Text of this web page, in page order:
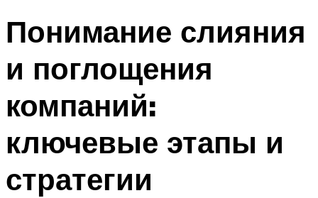
Понимание слияния
и поглощения
компаний:
ключевые этапы и
стратегии